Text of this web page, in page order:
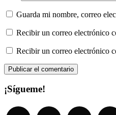
Guarda mi nombre, correo
Recibir un correo electrónico
Recibir un correo electrónico
¡Sígueme!